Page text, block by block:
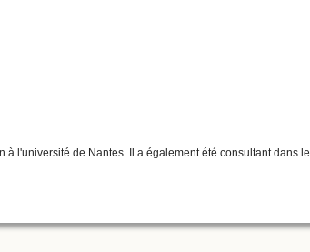
à l'université de Nantes. Il a également été consultant dans le